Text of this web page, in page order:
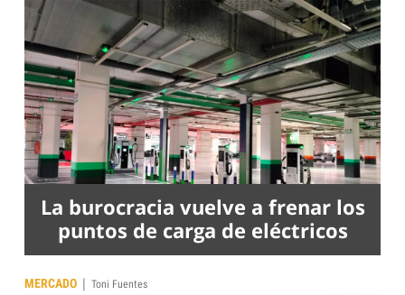
La burocracia vuelve a frenar los
puntos de carga de eléctricos
MERCADO | Toni Fuentes